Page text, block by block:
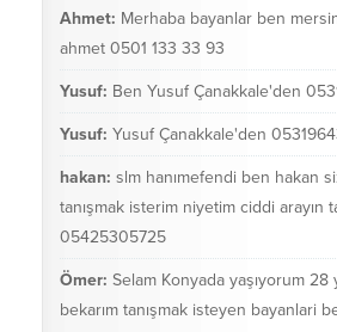
Ahmet: Merhaba bayanlar ben
ahmet 0501 133 33 93
Yusuf: Ben Yusuf Çanakkale'den
Yusuf: Yusuf Çanakkale'den
hakan: slm hanımefendi ben hakan
tanışmak isterim niyetim ciddi arayın
05425305725
Ömer: Selam Konyada yaşıyorum 28
bekarım tanışmak isteyen bayanlari